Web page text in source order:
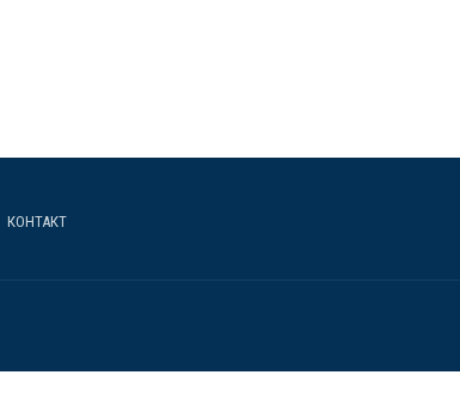
КОНТАКТ